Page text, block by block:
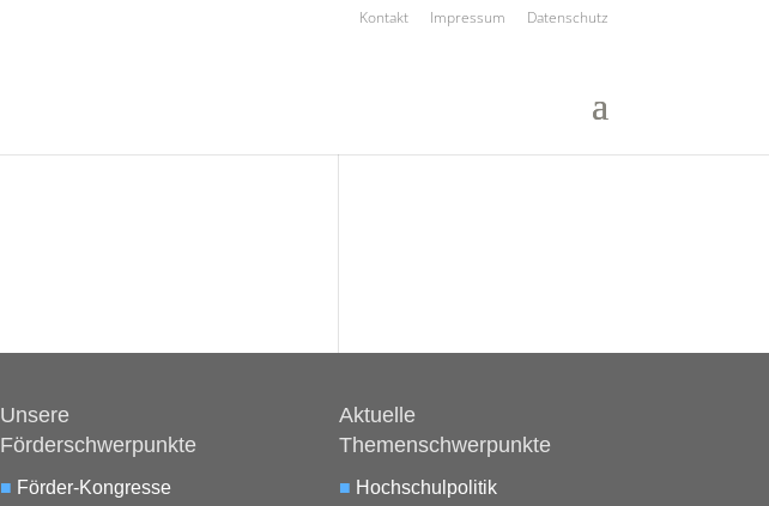
Kontakt Impressum Datenschutz
Unsere
Förderschwerpunkte
■ Förder-Kongresse
Aktuelle
Themenschwerpunkte
■ Hochschulpolitik